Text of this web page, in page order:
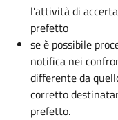
l'attività di
prefetto
se è possibile
notifica nei
differente da
corretto
prefetto.